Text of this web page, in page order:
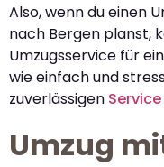
Also, wenn du einen
nach Bergen planst,
Umzugsservice für
wie einfach und
zuverlässigen Service
Umzug